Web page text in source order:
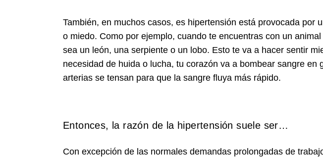
También, en muchos casos, es hipertensión está provocada por
o miedo. Como por ejemplo, cuando te encuentras con un
sea un león, una serpiente o un lobo. Esto te va a hacer sentir
necesidad de huida o lucha, tu corazón va a bombear sangre en
arterias se tensan para que la sangre fluya más rápido.
Entonces, la razón de la hipertensión suele ser…
Con excepción de las normales demandas prolongadas de